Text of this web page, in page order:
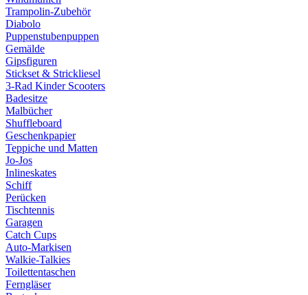
Trampolin-Zubehör
Diabolo
Puppenstubenpuppen
Gemälde
Gipsfiguren
Stickset & Strickliesel
3-Rad Kinder Scooters
Badesitze
Malbücher
Shuffleboard
Geschenkpapier
Teppiche und Matten
Jo-Jos
Inlineskates
Schiff
Perücken
Tischtennis
Garagen
Catch Cups
Auto-Markisen
Walkie-Talkies
Toilettentaschen
Ferngläser